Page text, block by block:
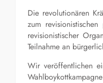
Die revolutionären
zum
revisionistischer
Teilnahme an
Wir veröffentlichen